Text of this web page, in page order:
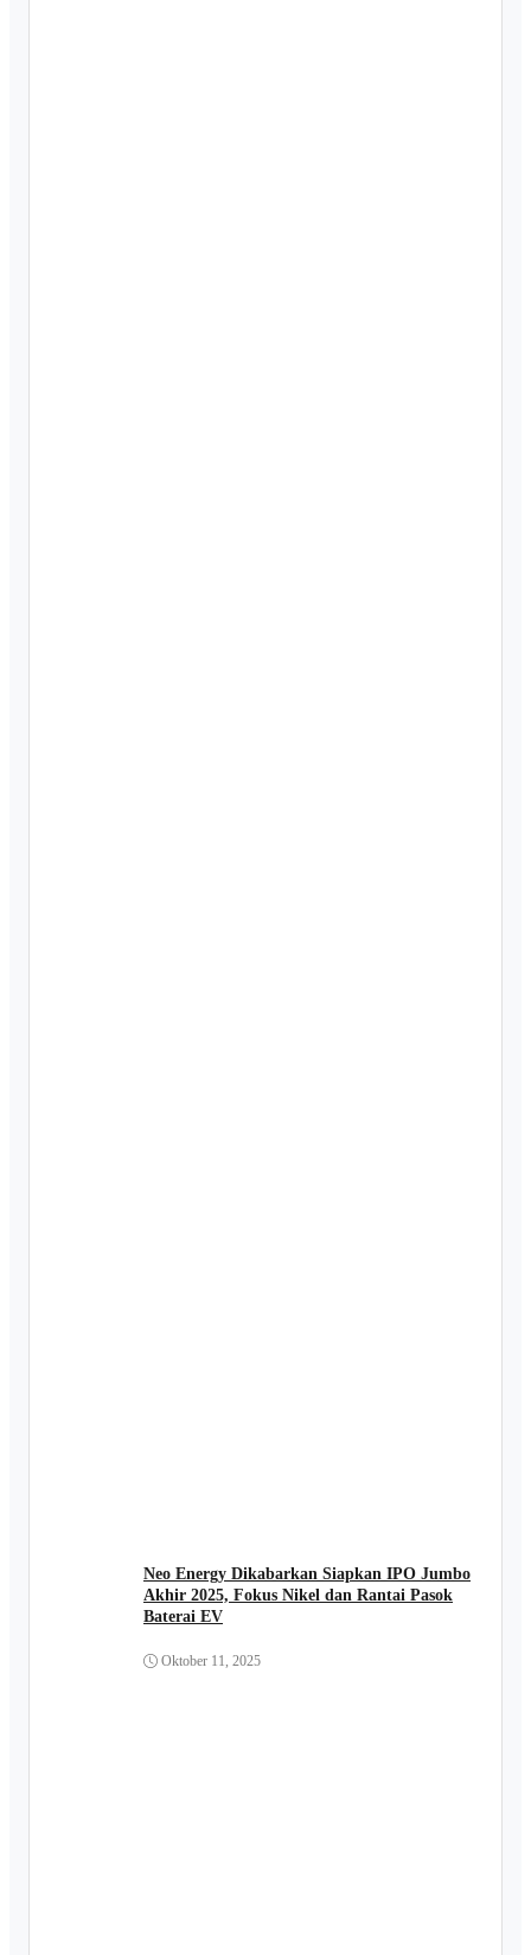
Neo Energy Dikabarkan Siapkan IPO Jumbo
Akhir 2025, Fokus Nikel dan Rantai Pasok
Baterai EV
Oktober 11, 2025